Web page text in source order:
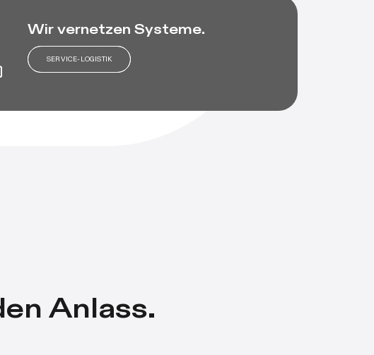
Wir vernetzen Systeme.
SERVICE-LOGISTIK
Anlass.